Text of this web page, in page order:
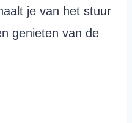
je van het stuur
genieten van de